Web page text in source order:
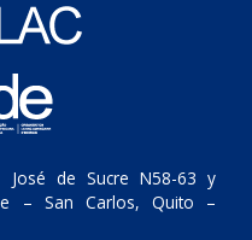
José de Sucre N58-63 y
– San Carlos, Quito –